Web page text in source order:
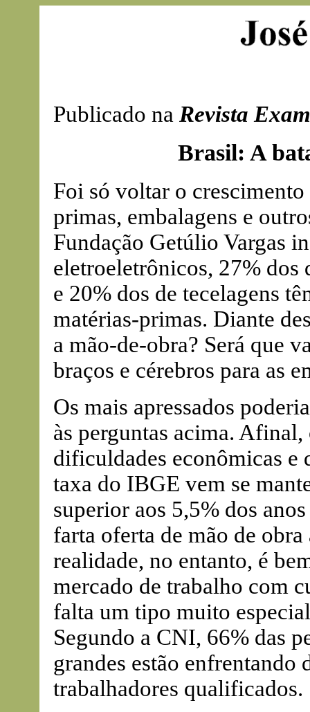
Publicado na Revista
Brasil: A
Foi só voltar o
primas, embalagens e
Fundação Getúlio Vargas
eletroeletrônicos, 27% dos
e 20% dos de tecelagens
matérias-primas. Diante
a mão-de-obra? Será que
braços e cérebros para as
Os mais apressados
às perguntas acima.
dificuldades econômicas e
taxa do IBGE vem se
superior aos 5,5% dos
farta oferta de mão de
realidade, no entanto, é
mercado de trabalho com
falta um tipo muito
Segundo a CNI, 66% das
grandes estão
trabalhadores qualificados.